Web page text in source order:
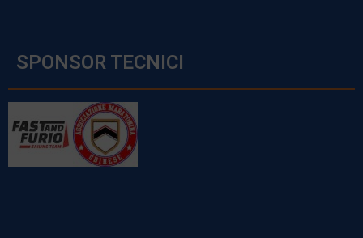
SPONSOR TECNICI